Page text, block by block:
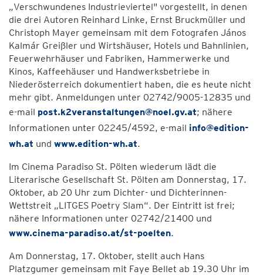
„Verschwundenes Industrieviertel" vorgestellt, in denen
die drei Autoren Reinhard Linke, Ernst Bruckmüller und
Christoph Mayer gemeinsam mit dem Fotografen János
Kalmár Greißler und Wirtshäuser, Hotels und Bahnlinien,
Feuerwehrhäuser und Fabriken, Hammerwerke und
Kinos, Kaffeehäuser und Handwerksbetriebe in
Niederösterreich dokumentiert haben, die es heute nicht
mehr gibt. Anmeldungen unter 02742/9005-12835 und
e-mail post.k2veranstaltungen@noel.gv.at; nähere
Informationen unter 02245/4592, e-mail info@edition-
wh.at und www.edition-wh.at.
Im Cinema Paradiso St. Pölten wiederum lädt die
Literarische Gesellschaft St. Pölten am Donnerstag, 17.
Oktober, ab 20 Uhr zum Dichter- und Dichterinnen-
Wettstreit „LITGES Poetry Slam“. Der Eintritt ist frei;
nähere Informationen unter 02742/21400 und
www.cinema-paradiso.at/st-poelten.
Am Donnerstag, 17. Oktober, stellt auch Hans
Platzgumer gemeinsam mit Faye Bellet ab 19.30 Uhr im